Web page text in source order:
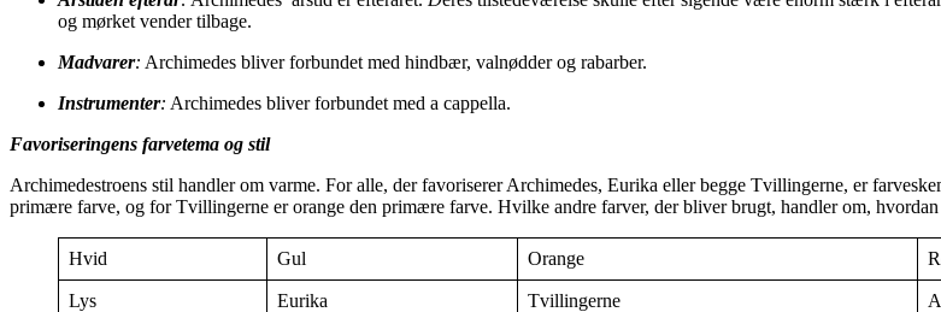
og mørket vender tilbage.
Madvarer: Archimedes bliver forbundet med hindbær, valnødder og rabarber.
Instrumenter: Archimedes bliver forbundet med a cappella.
Favoriseringens farvetema og stil
Archimedestroens stil handler om varme. For alle, der favoriserer Archimedes, Eurika eller begge Tvillingerne, er
primære farve, og for Tvillingerne er orange den primære farve. Hvilke andre farver, der bliver brugt, handler om,
Hvid Gul Orange
Lys Eurika Tvillingerne